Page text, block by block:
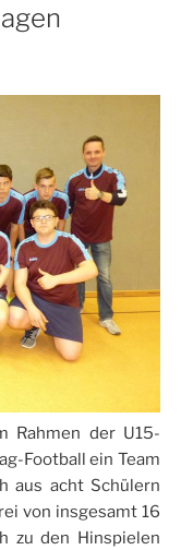
Rahmen der U15-
Football ein Team
aus acht Schülern
von insgesamt 16
zu den Hinspielen